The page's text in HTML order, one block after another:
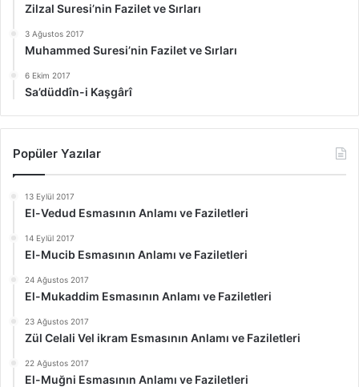
Zilzal Suresi’nin Fazilet ve Sırları
3 Ağustos 2017
Muhammed Suresi’nin Fazilet ve Sırları
6 Ekim 2017
Sa’düddîn-i Kaşgârî
Popüler Yazılar
13 Eylül 2017
El-Vedud Esmasının Anlamı ve Faziletleri
14 Eylül 2017
El-Mucib Esmasının Anlamı ve Faziletleri
24 Ağustos 2017
El-Mukaddim Esmasının Anlamı ve Faziletleri
23 Ağustos 2017
Zül Celali Vel ikram Esmasının Anlamı ve Faziletleri
22 Ağustos 2017
El-Muğni Esmasının Anlamı ve Faziletleri